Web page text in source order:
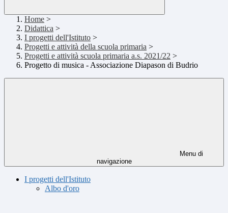
Home >
Didattica >
I progetti dell'Istituto >
Progetti e attività della scuola primaria >
Progetti e attività scuola primaria a.s. 2021/22 >
Progetto di musica - Associazione Diapason di Budrio
Menu di
navigazione
I progetti dell'Istituto
Albo d'oro